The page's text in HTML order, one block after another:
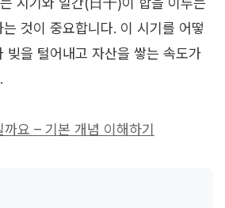
것이 중요합니다. 이 시기를 어떻
빚을 털어내고 자산을 쌓는 속도가
요 – 기본 개념 이해하기